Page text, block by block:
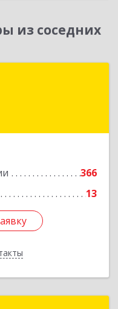
из соседних
366
13
Нарьян-Мар г, им